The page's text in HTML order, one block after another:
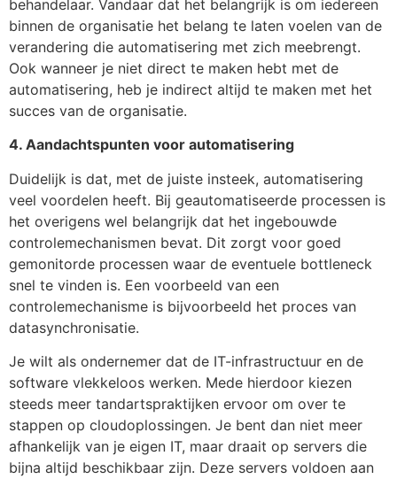
behandelaar. Vandaar dat het belangrijk is om iedereen
binnen de organisatie het belang te laten voelen van de
verandering die automatisering met zich meebrengt.
Ook wanneer je niet direct te maken hebt met de
automatisering, heb je indirect altijd te maken met het
succes van de organisatie.
4. Aandachtspunten voor automatisering
Duidelijk is dat, met de juiste insteek, automatisering
veel voordelen heeft. Bij geautomatiseerde processen is
het overigens wel belangrijk dat het ingebouwde
controlemechanismen bevat. Dit zorgt voor goed
gemonitorde processen waar de eventuele bottleneck
snel te vinden is. Een voorbeeld van een
controlemechanisme is bijvoorbeeld het proces van
datasynchronisatie.
Je wilt als ondernemer dat de IT-infrastructuur en de
software vlekkeloos werken. Mede hierdoor kiezen
steeds meer tandartspraktijken ervoor om over te
stappen op cloudoplossingen. Je bent dan niet meer
afhankelijk van je eigen IT, maar draait op servers die
bijna altijd beschikbaar zijn. Deze servers voldoen aan